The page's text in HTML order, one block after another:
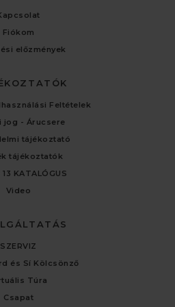
Fiókom
előzmények
Feltételek
jog - Árucsere
tájékoztató
tájékoztatók
13 KATALÓGUS
Video
SZERVIZ
és Sí Kölcsönző
Túra
Csapat